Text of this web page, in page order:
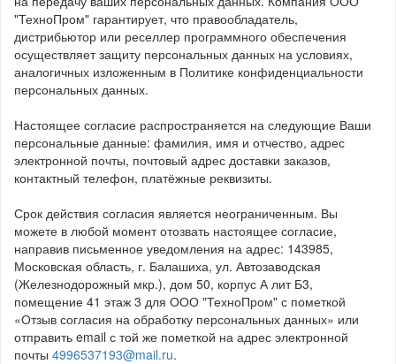
"ТехноПром" гарантирует, что правообладатель,
дистрибьютор или реселлер программного обеспечения
осуществляет защиту персональных данных на условиях,
аналогичных изложенным в Политике конфиденциальности
персональных данных.
Настоящее согласие распространяется на следующие Ваши
персональные данные: фамилия, имя и отчество, адрес
электронной почты, почтовый адрес доставки заказов,
контактный телефон, платёжные реквизиты.
Срок действия согласия является неограниченным. Вы
можете в любой момент отозвать настоящее согласие,
направив письменное уведомления на адрес: 143985,
Московская область, г. Балашиха, ул. Автозаводская
(Железнодорожный мкр.), дом 50, корпус А лит Б3,
помещение 41 этаж 3 для ООО "ТехноПром" с пометкой
«Отзыв согласия на обработку персональных данных» или
отправить email с той же пометкой на адрес электронной
почты 4996537193@mail.ru.